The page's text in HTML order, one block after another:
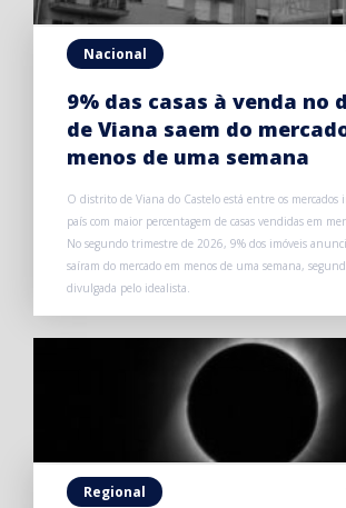
Nacional
9% das casas à venda no
de Viana saem do
menos de uma semana
O distrito de Viana do Castelo está entre os mercados
país com maior percentagem de casas vendidas em
No segundo trimestre de 2026, 9% dos imóveis
saíram do mercado em menos de uma semana,
divulgada pelo idealista.
Regional